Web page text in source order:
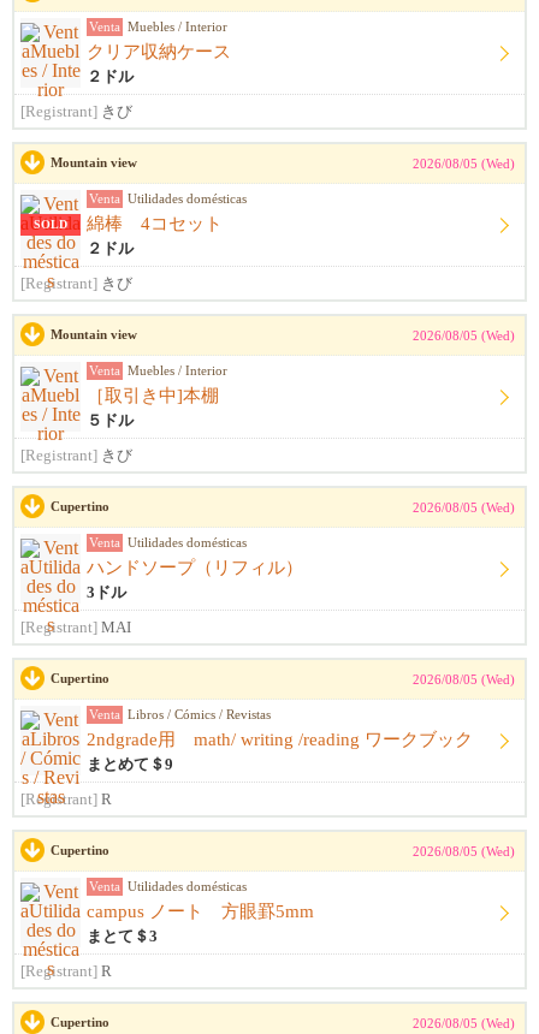
Venta Muebles / Interior
クリア収納ケース
２ドル
[Registrant] きび
Mountain view 2026/08/05 (Wed)
SOLD
Venta Utilidades domésticas
綿棒 4コセット
２ドル
[Registrant] きび
Mountain view 2026/08/05 (Wed)
Venta Muebles / Interior
［取引き中]本棚
５ドル
[Registrant] きび
Cupertino 2026/08/05 (Wed)
Venta Utilidades domésticas
ハンドソープ（リフィル）
3ドル
[Registrant] MAI
Cupertino 2026/08/05 (Wed)
Venta Libros / Cómics / Revistas
2ndgrade用 math/ writing /reading ワークブック
まとめて＄9
[Registrant] R
Cupertino 2026/08/05 (Wed)
Venta Utilidades domésticas
campus ノート 方眼罫5mm
まとて＄3
[Registrant] R
Cupertino 2026/08/05 (Wed)